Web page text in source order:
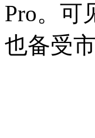
Pro。可
也备受